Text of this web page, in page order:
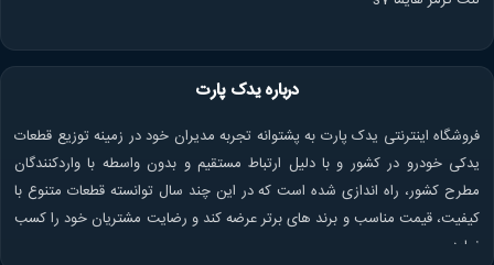
درباره یدک پارت
فروشگاه اینترنتی یدک پارت به پشتوانه تجربه مدیران خود در زمینه توزیع قطعات
یدکی خودرو در کشور و با دلیل ارتباط مستقیم و بدون واسطه با واردکنندگان
مطرح کشور، راه اندازی شده است که در این چند سال توانسته قطعات متنوع با
کیفیت، قیمت مناسب و برند های برتر عرضه کند و رضایت مشتریان خود را کسب
نماید.